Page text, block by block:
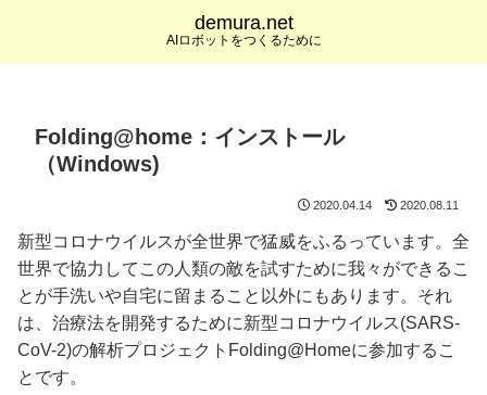
demura.net
AIロボットをつくるために
Folding@home：インストール
（Windows)
2020.04.14 2020.08.11
新型コロナウイルスが全世界で猛威をふるっています。全
世界で協力してこの人類の敵を試すために我々ができるこ
とが手洗いや自宅に留まること以外にもあります。それ
は、治療法を開発するために新型コロナウイルス(SARS-
CoV-2)の解析プロジェクトFolding@Homeに参加するこ
とです。